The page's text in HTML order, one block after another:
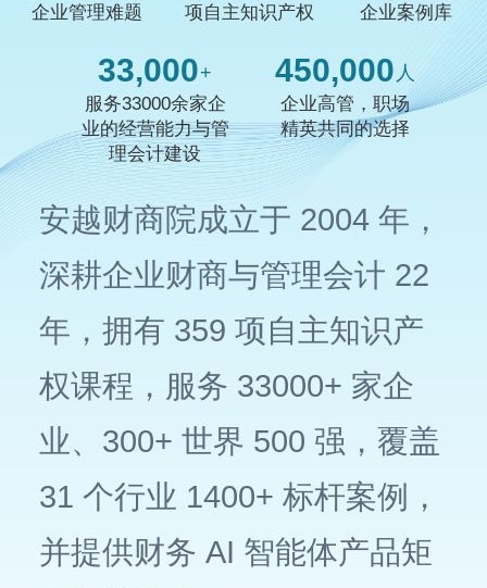
企业管理难题
项自主知识产权
企业案例库
33,000+
服务33000余家企
业的经营能力与管
理会计建设
450,000 人
企业高管，职场
精英共同的选择
安越财商院成立于 2004 年，
深耕企业财商与管理会计 22
年，拥有 359 项自主知识产
权课程，服务 33000+ 家企
业、300+ 世界 500 强，覆盖
31 个行业 1400+ 标杆案例，
并提供财务 AI 智能体产品矩